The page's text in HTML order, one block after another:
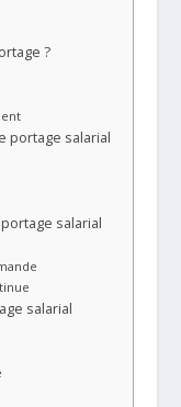
?
portage salarial
salarial
salarial